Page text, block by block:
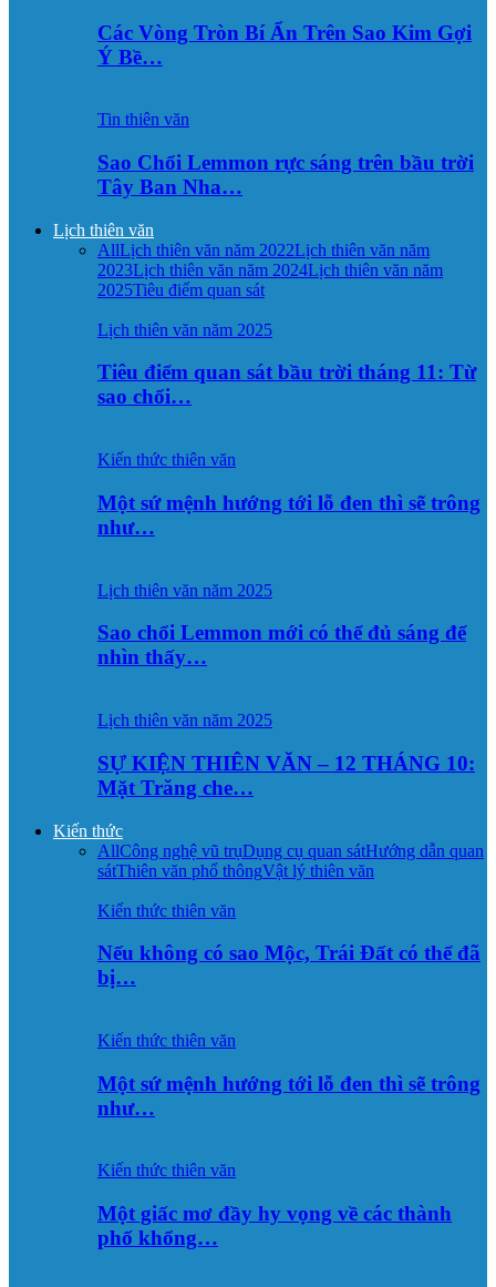
Các Vòng Tròn Bí Ẩn Trên Sao Kim Gợi
Ý Bề…
Tin thiên văn
Sao Chổi Lemmon rực sáng trên bầu trời
Tây Ban Nha…
Lịch thiên văn
AllLịch thiên văn năm 2022Lịch thiên văn năm
2023Lịch thiên văn năm 2024Lịch thiên văn năm
2025Tiêu điểm quan sát
Lịch thiên văn năm 2025
Tiêu điểm quan sát bầu trời tháng 11: Từ
sao chổi…
Kiến thức thiên văn
Một sứ mệnh hướng tới lỗ đen thì sẽ trông
như…
Lịch thiên văn năm 2025
Sao chổi Lemmon mới có thể đủ sáng để
nhìn thấy…
Lịch thiên văn năm 2025
SỰ KIỆN THIÊN VĂN – 12 THÁNG 10:
Mặt Trăng che…
Kiến thức
AllCông nghệ vũ trụDụng cụ quan sátHướng dẫn quan
sátThiên văn phổ thôngVật lý thiên văn
Kiến thức thiên văn
Nếu không có sao Mộc, Trái Đất có thể đã
bị…
Kiến thức thiên văn
Một sứ mệnh hướng tới lỗ đen thì sẽ trông
như…
Kiến thức thiên văn
Một giấc mơ đầy hy vọng về các thành
phố khổng…